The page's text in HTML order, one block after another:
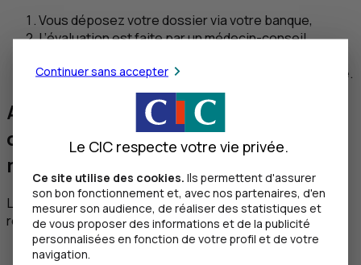
Vous déposez votre dossier via votre banque,
L’évaluation est faite par un médecin-conseil
Une proposition d’assurance adaptée vous est faite.
Assurance emprunteur : que
comporte le questionnaire
médical ?
Le questionnaire type demande des infos précises,
réparties en trois grandes catégories :
Votre état de santé actuel
(poids, taille, tension
Continuer sans accepter
Le CIC respecte votre vie privée.
Ce site utilise des cookies. Ils permettent d'assurer
son bon fonctionnement et, avec nos partenaires, d'en
mesurer son audience, de réaliser des statistiques et
de vous proposer des informations et de la publicité
personnalisées en fonction de votre profil et de votre
navigation.